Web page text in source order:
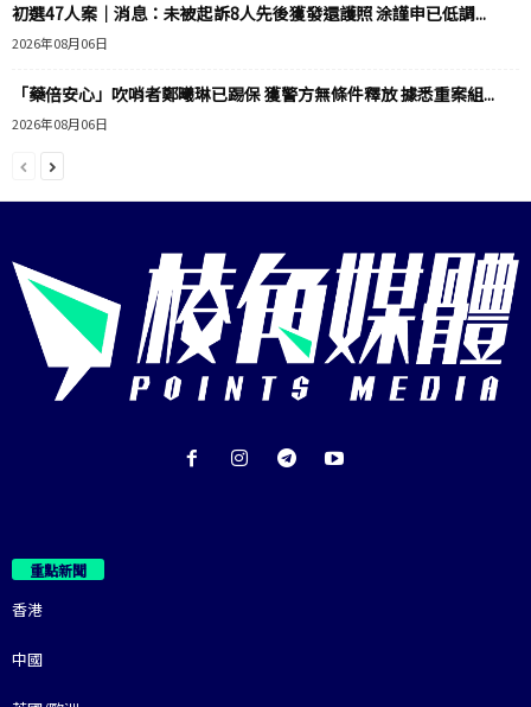
初選47人案｜消息：未被起訴8人先後獲發還護照 涂謹申已低調...
2026年08月06日
「藥倍安心」吹哨者鄭曦琳已踢保 獲警方無條件釋放 據悉重案組...
2026年08月06日
重點新聞
香港
中國